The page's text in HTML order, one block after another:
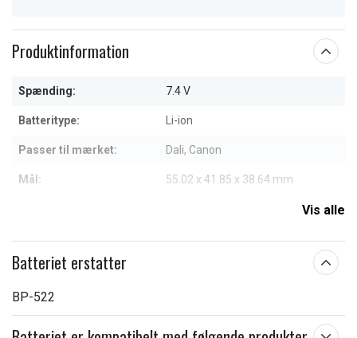
Produktinformation
Spænding: 7.4 V
Batteritype: Li-ion
Passer til mærket: Dali, Canon
Mål: 55.02 x 41.85 x 38.64 mm
Vis alle
Batteriet erstatter
BP-522